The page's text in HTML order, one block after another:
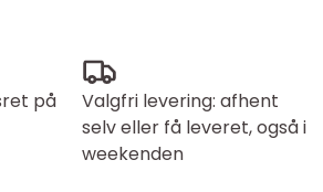
på
Valgfri levering: afhent
selv eller få leveret, også i
weekenden